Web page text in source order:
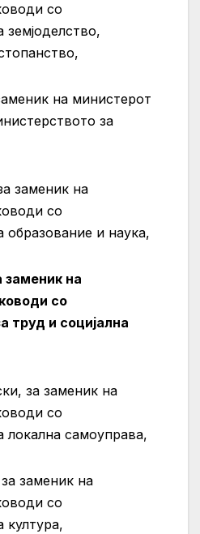
со
на министерот
за
заменик на
со
образование и наука,
заменик на
со
труд и социјална
за заменик на
со
локална самоуправа,
заменик на
со
култура,